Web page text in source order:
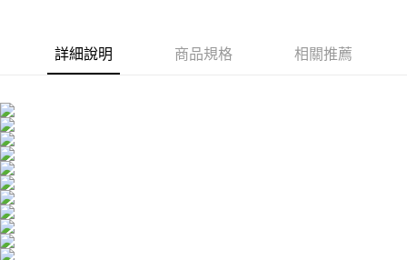
４．使用「AFTEE先享後付」時，將依據個別帳號之用戶狀況，依本公司即
時審查核予不同之上限額度；若仍有額度不足之情形，本公司將視審查結果
每筆NT$100，滿NT$600(含以上)免運費
離島配送
詳細說明 商品規格 相關推薦